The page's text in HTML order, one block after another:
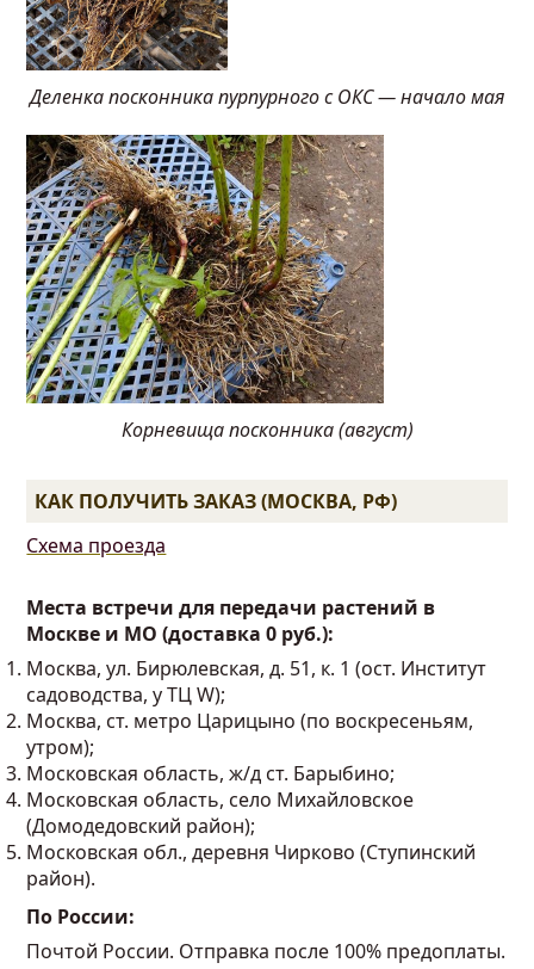
Деленка посконника пурпурного с ОКС — начало мая
Корневища посконника (август)
КАК ПОЛУЧИТЬ ЗАКАЗ (МОСКВА, РФ)
Схема проезда
Места встречи для передачи растений в
Москве и МО (доставка 0 руб.):
Москва, ул. Бирюлевская, д. 51, к. 1 (ост. Институт
садоводства, у ТЦ W);
Москва, ст. метро Царицыно (по воскресеньям,
утром);
Московская область, ж/д ст. Барыбино;
Московская область, село Михайловское
(Домодедовский район);
Московская обл., деревня Чирково (Ступинский
район).
По России:
Почтой России. Отправка после 100% предоплаты.